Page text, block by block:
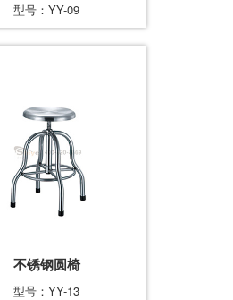
型号：YY-09
不锈钢圆椅
型号：YY-13